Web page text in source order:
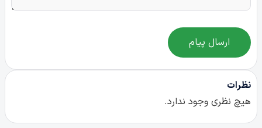
ارسال پیام
نظرات
هیچ نظری وجود ندارد.